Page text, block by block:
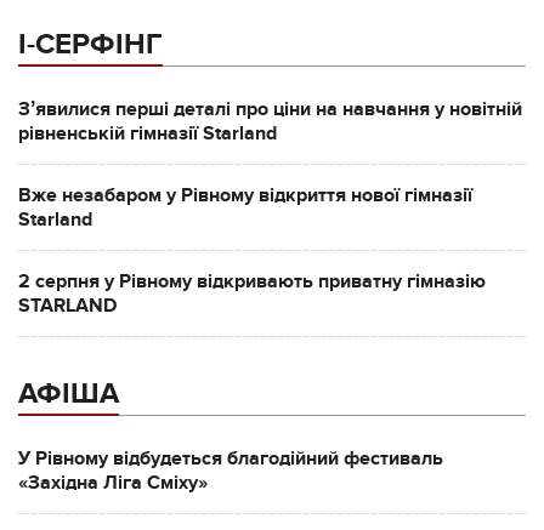
І-СЕРФІНГ
Зʼявилися перші деталі про ціни на навчання у новітній
рівненській гімназії Starland
Вже незабаром у Рівному відкриття нової гімназії
Starland
2 серпня у Рівному відкривають приватну гімназію
STARLAND
АФІША
У Рівному відбудеться благодійний фестиваль
«Західна Ліга Сміху»